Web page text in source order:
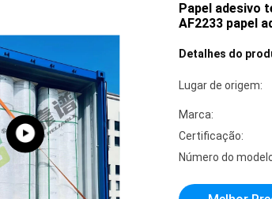
Papel adesivo
AF2233 papel
Detalhes do
Lugar de origem:
Marca:
Certificação:
Número do